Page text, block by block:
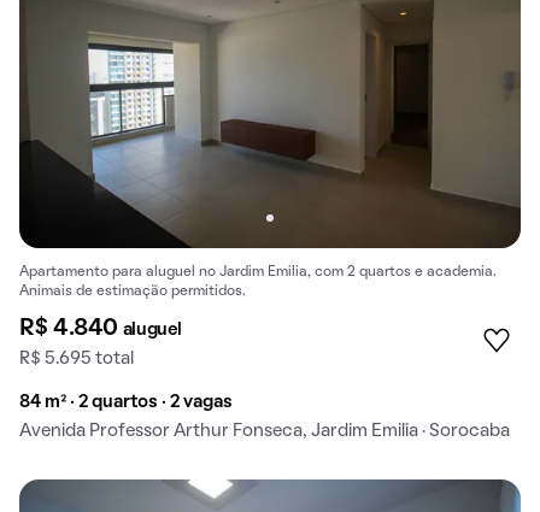
Apartamento para aluguel no Jardim Emilia, com 2 quartos e academia.
Animais de estimação permitidos.
R$ 4.840 aluguel
R$ 5.695 total
84 m² · 2 quartos · 2 vagas
Avenida Professor Arthur Fonseca, Jardim Emilia · Sorocaba